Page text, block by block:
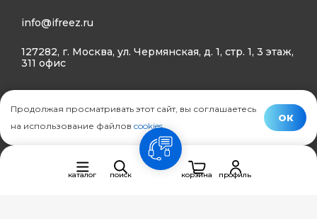
info@ifreez.ru
127282, г. Москва, ул. Чермянская, д. 1, стр. 1, 3 этаж,
311 офис
Политика конфиденциальности
© Ifreez - продажа и установка климатической техники,
каталог поиск
связь
корзина
профиль
Продолжая просматривать этот сайт, вы соглашаетесь
на использование файлов cookies.
ОК